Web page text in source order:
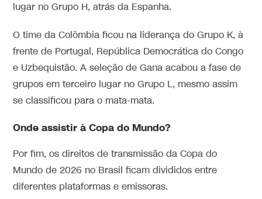
lugar no Grupo H, atrás da Espanha.
O time da Colômbia ficou na liderança do Grupo K, à
frente de Portugal, República Democrática do Congo
e Uzbequistão. A seleção de Gana acabou a fase de
grupos em terceiro lugar no Grupo L, mesmo assim
se classificou para o mata-mata.
Onde assistir à Copa do Mundo?
Por fim, os direitos de transmissão da Copa do
Mundo de 2026 no Brasil ficam divididos entre
diferentes plataformas e emissoras.